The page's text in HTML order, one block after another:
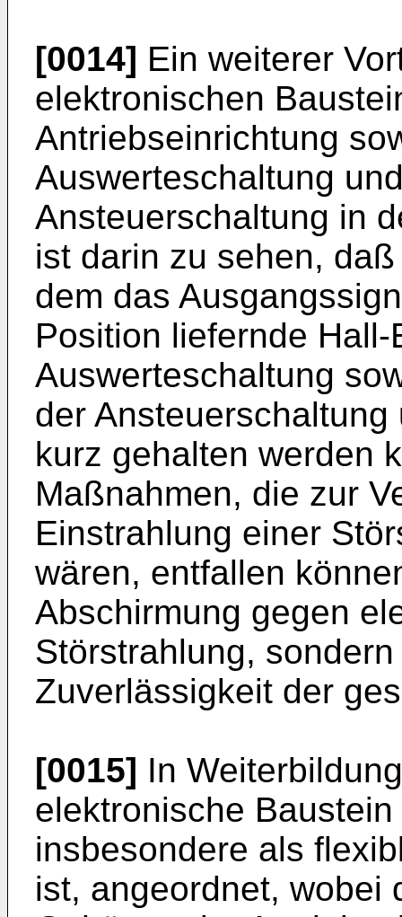
[0014] Ein weiterer
elektronischen
Antriebseinrichtung
Auswerteschaltung
Ansteuerschaltung in
ist darin zu sehen,
dem das
Position liefernde
Auswerteschaltung
der
kurz gehalten werden
Maßnahmen, die zur
Einstrahlung einer
wären, entfallen
Abschirmung gegen
Störstrahlung,
Zuverlässigkeit der
[0015] In
elektronische
insbesondere als
ist, angeordnet, wobei